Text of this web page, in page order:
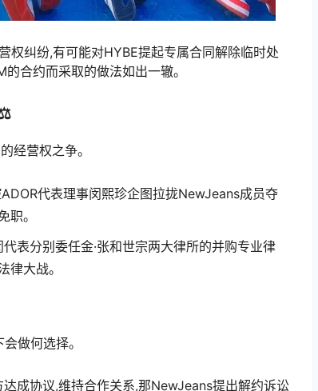
权纠纷,有可能对HYBE提起专属合同解除临时处
合约而采取的做法如出一辙。
经营权之争。
代表理事闵熙珍企图拉拢NewJeans成员夺
职。
表分别委任金·张和世宗两大律所的并购专业律
律大战。
做何选择。
成协议,维持合作关系,那NewJeans提出解约诉讼